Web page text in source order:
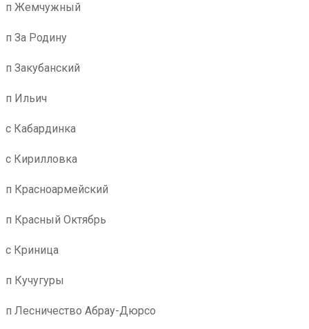
п Жемчужный
п За Родину
п Закубанский
п Ильич
с Кабардинка
с Кирилловка
п Красноармейский
п Красный Октябрь
с Криница
п Кучугуры
п Лесничество Абрау-Дюрсо